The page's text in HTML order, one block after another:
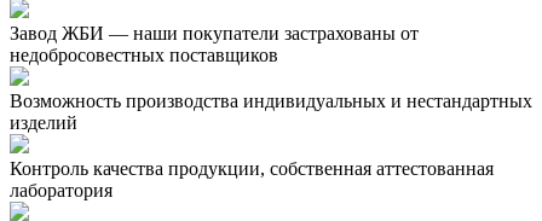
Завод ЖБИ — наши покупатели застрахованы от
недобросовестных поставщиков
Возможность производства индивидуальных и нестандартных
изделий
Контроль качества продукции, собственная аттестованная
лаборатория